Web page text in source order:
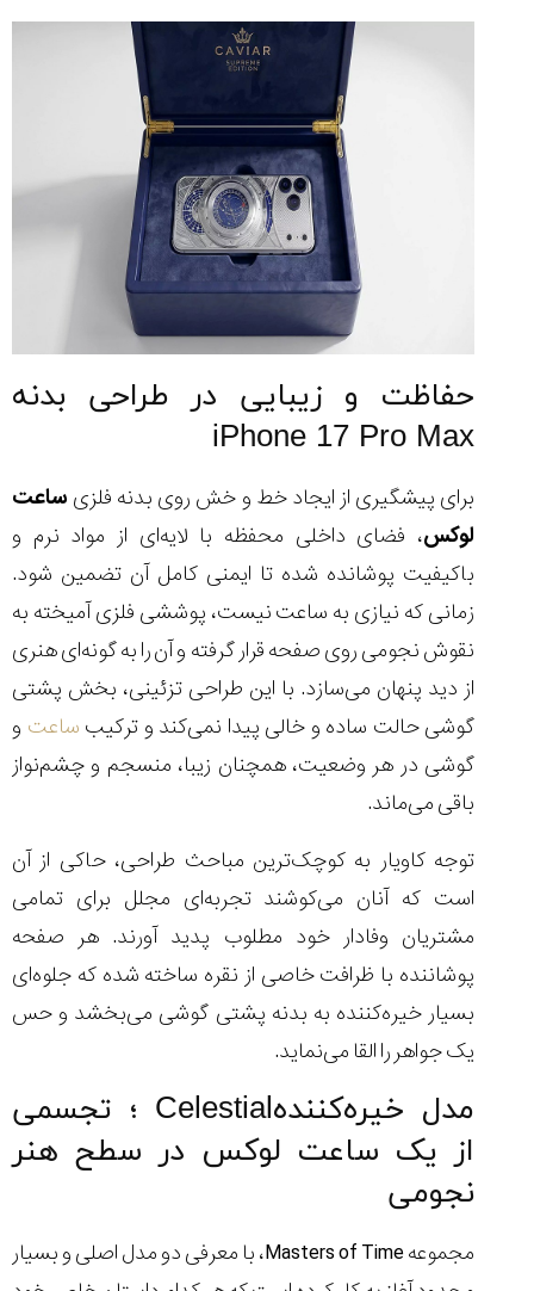
حفاظت و زیبایی در طراحی بدنه
iPhone 17 Pro Max
برای پیشگیری از ایجاد خط و خش روی بدنه فلزی ساعت
لوکس، فضای داخلی محفظه با لایه‌ای از مواد نرم و
باکیفیت پوشانده شده تا ایمنی کامل آن تضمین شود.
زمانی که نیازی به ساعت نیست، پوششی فلزی آمیخته به
نقوش نجومی روی صفحه قرار گرفته و آن را به گونه‌ای هنری
از دید پنهان می‌سازد. با این طراحی تزئینی، بخش پشتی
گوشی حالت ساده و خالی پیدا نمی‌کند و ترکیب ساعت و
گوشی در هر وضعیت، همچنان زیبا، منسجم و چشم‌نواز
باقی می‌ماند.
توجه کاویار به کوچک‌ترین مباحث طراحی، حاکی از آن
است که آنان می‌کوشند تجربه‌ای مجلل برای تمامی
مشتریان وفادار خود مطلوب پدید آورند. هر صفحه
پوشاننده با ظرافت خاصی از نقره ساخته شده که جلوه‌ای
بسیار خیره‌کننده به بدنه پشتی گوشی می‌بخشد و حس
یک جواهر را القا می‌نماید.
مدل خیره‌کنندهCelestial ؛ تجسمی
از یک ساعت لوکس در سطح هنر
نجومی
مجموعه Masters of Time، با معرفی دو مدل اصلی و بسیار